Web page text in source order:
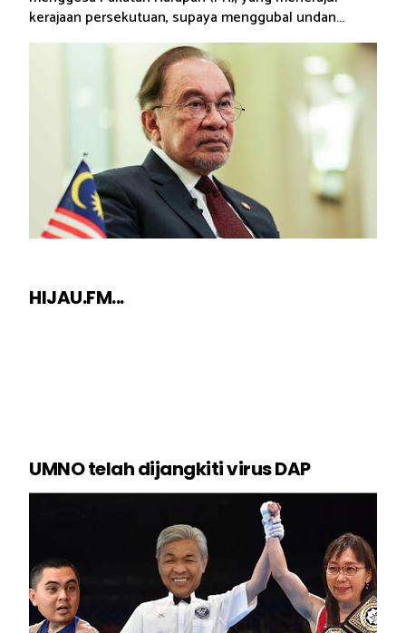
kerajaan persekutuan, supaya menggubal undan...
HIJAU.FM...
UMNO telah dijangkiti virus DAP